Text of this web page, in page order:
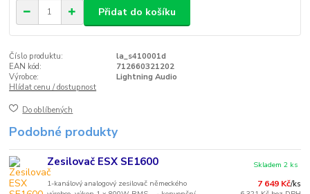
Přidat do košíku
Číslo produktu:
la_s410001d
EAN kód:
712660321202
Výrobce:
Lightning Audio
Hlídat cenu / dostupnost
Do oblíbených
Podobné produkty
Zesilovač ESX SE1600
1-kanálový analogový zesilovač německého
7 649 Kč/ks
Skladem 2 ks